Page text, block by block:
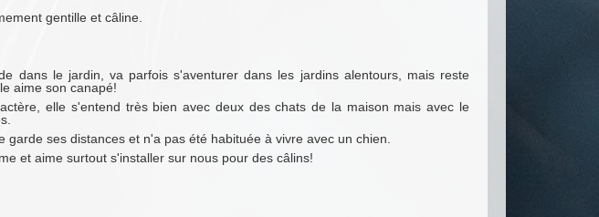
gentille et câline.
dans le jardin, va parfois s'aventurer dans les jardins alentours, mais reste
aime son canapé!
elle s'entend très bien avec deux des chats de la maison mais avec le
garde ses distances et n'a pas été habituée à vivre avec un chien.
et aime surtout s'installer sur nous pour des câlins!